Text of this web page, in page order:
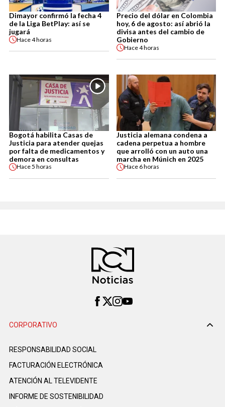
Dimayor confirmó la fecha 4
de la Liga BetPlay: así se
jugará
Hace4 horas
Precio del dólar en Colombia
hoy, 6 de agosto: así abrió la
divisa antes del cambio de
Gobierno
Hace4 horas
Bogotá habilita Casas de
Justicia para atender quejas
por falta de medicamentos y
demora en consultas
Hace5 horas
Justicia alemana condena a
cadena perpetua a hombre
que arrolló con un auto una
marcha en Múnich en 2025
Hace 6 horas
CORPORATIVO
RESPONSABILIDAD SOCIAL
FACTURACIÓN ELECTRÓNICA
ATENCIÓN AL TELEVIDENTE
INFORME DE SOSTENIBILIDAD